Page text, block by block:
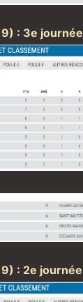
: 3e journée
: 2e journée